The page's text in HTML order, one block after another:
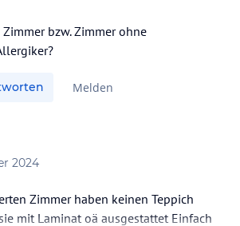
bzw. Zimmer ohne
Melden
2024
Zimmer haben keinen Teppich
mit Laminat oä ausgestattet Einfach